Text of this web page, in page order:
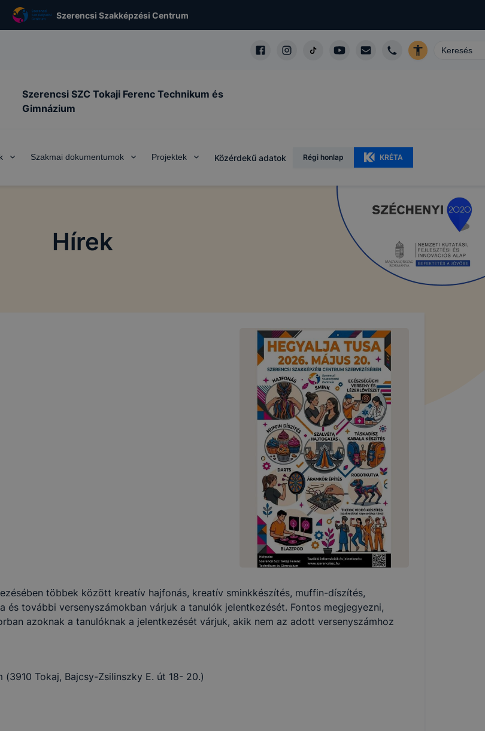
Szerencsi Szakképzési Centrum
Szerencsi SZC Tokaji Ferenc Technikum és
Gimnázium
Szakmai dokumentumok Projektek Közérdekű adatok Régi honlap KRÉTA
Hírek
többek között kreatív hajfonás, kreatív sminkkészítés, muffin-díszítés,
és további versenyszámokban várjuk a tanulók jelentkezését. Fontos megjegyezni,
azoknak a tanulóknak a jelentkezését várjuk, akik nem az adott versenyszámhoz
(3910 Tokaj, Bajcsy-Zsilinszky E. út 18- 20.)